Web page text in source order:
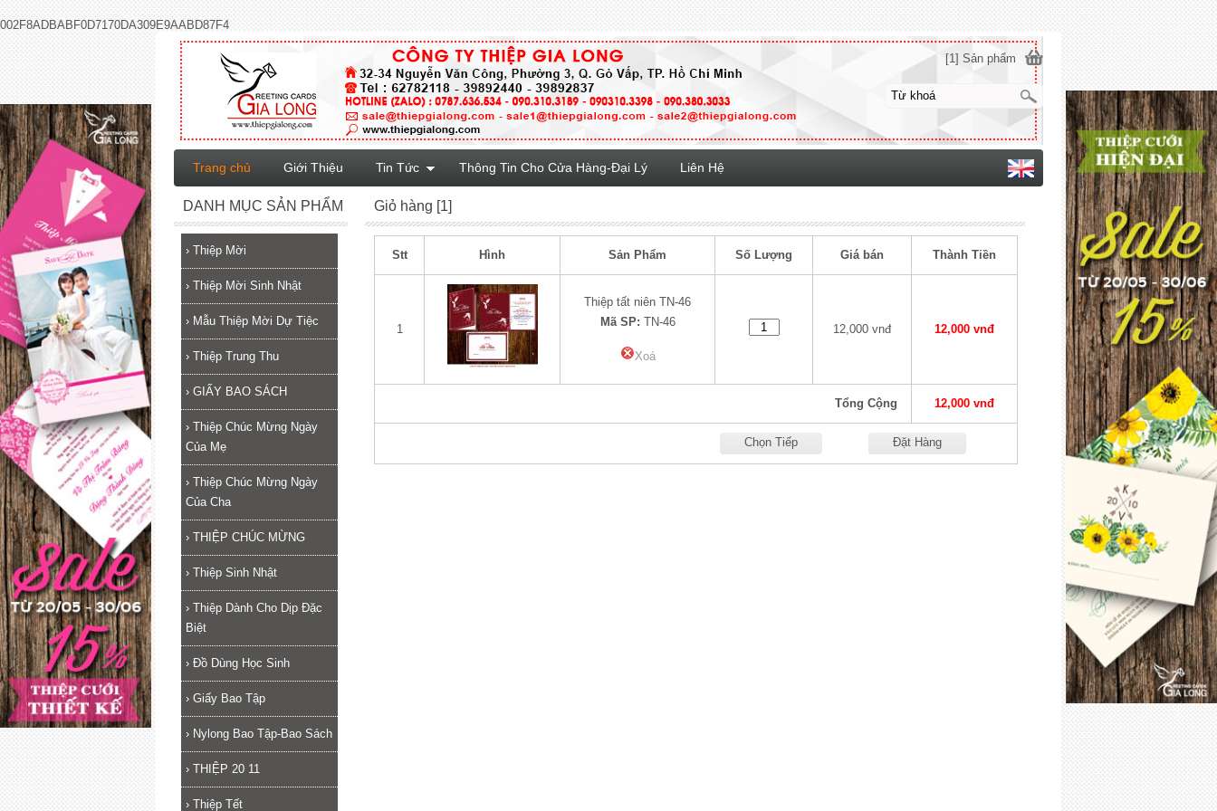
002F8ADBABF0D7170DA309E9AABD87F4
Giỏ hàng [1]
Stt Hình Sản Phẩm Số Lượng Giá bán Thành Tiền
1
Thiệp tất niên TN-46
Mã SP: TN-46
Xoá
12,000 vnđ 12,000 vnđ
Tổng Cộng 12,000 vnđ
Đặt Hàng
Chọn Tiếp
DANH MỤC SẢN PHẨM
› Thiệp Mời
› Thiệp Mời Sinh Nhật
› Mẫu Thiệp Mời Dự Tiệc
› Thiệp Trung Thu
› GIẤY BAO SÁCH
› Thiệp Chúc Mừng Ngày
Của Mẹ
› Thiệp Chúc Mừng Ngày
Của Cha
› THIỆP CHÚC MỪNG
› Thiệp Sinh Nhật
› Thiệp Dành Cho Dịp Đặc
Biệt
› Đồ Dùng Học Sinh
› Giấy Bao Tập
› Nylong Bao Tập-Bao Sách
› THIỆP 20 11
› Thiệp Tết
[1] Sản phẩm
Trang chủ Giới Thiệu Tin Tức Thông Tin Cho Cửa Hàng-Đại Lý Liên Hệ